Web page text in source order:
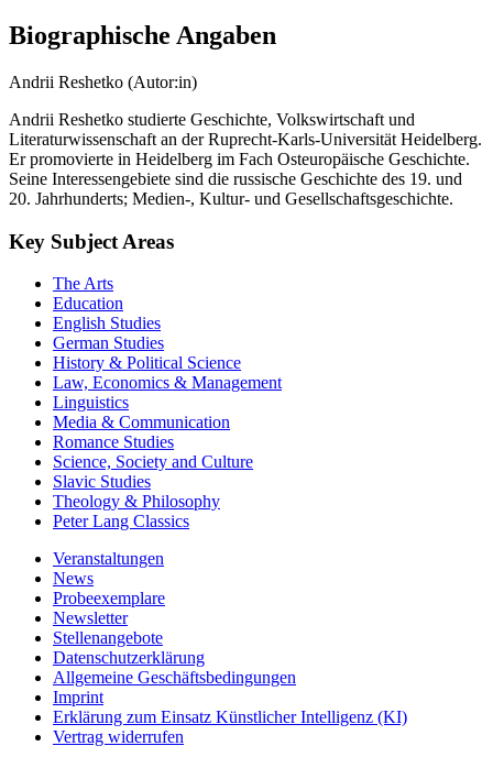
Biographische Angaben
Andrii Reshetko studierte Geschichte, Volkswirtschaft und
Literaturwissenschaft an der Ruprecht-Karls-Universität Heidelberg.
Er promovierte in Heidelberg im Fach Osteuropäische Geschichte.
Seine Interessengebiete sind die russische Geschichte des 19. und
Key Subject Areas
The Arts
Education
English Studies
German Studies
History & Political Science
Law, Economics & Management
Linguistics
Media & Communication
Romance Studies
Science, Society and Culture
Slavic Studies
Theology & Philosophy
Veranstaltungen
News
Probeexemplare
Newsletter
Stellenangebote
Datenschutzerklärung
Allgemeine Geschäftsbedingungen
Imprint
Erklärung zum Einsatz Künstlicher Intelligenz (KI)